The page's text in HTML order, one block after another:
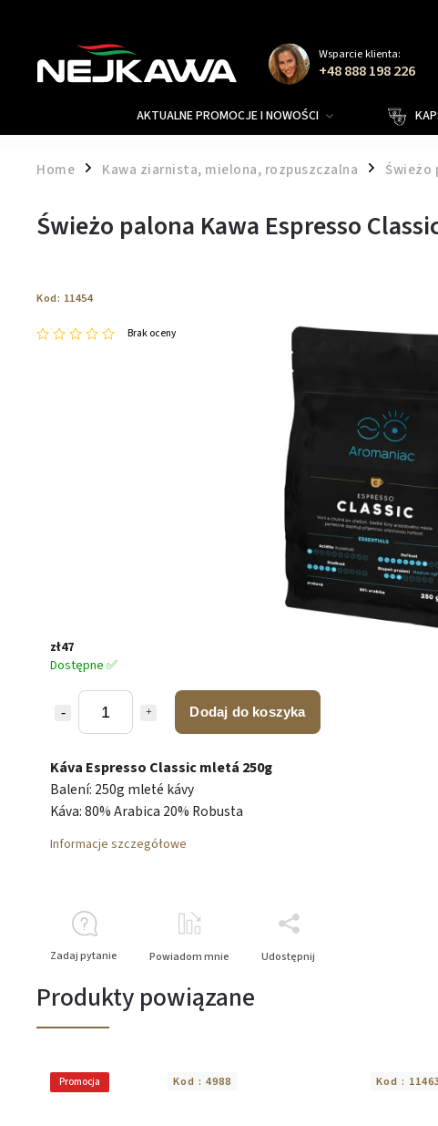
Wsparcie klienta:
+48 888 198 226
AKTUALNE PROMOCJE I NOWOŚCI
Home / Kawa ziarnista, mielona, rozpuszczalna / Świeżo
Świeżo palona Kawa Espresso
Kod: 11454
Brak oceny
zł47
Dostępne ✅
Dodaj do koszyka
Káva Espresso Classic mletá 250g
Balení: 250g mleté kávy
Káva: 80% Arabica 20% Robusta
Informacje szczegółowe
Zadaj pytanie Powiadom mnie Udostępnij
Produkty powiązane
Promocja Kod : 4988 Kod : 11463